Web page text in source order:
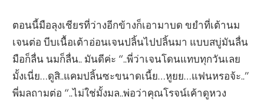
ตอนนี้มือลุงเชียรที่ว่างอีกข้างก็เอามาบด ขยำที่เต้านม
เจนต่อ บีบเนื้อเต้าอ่อนเจนปลิ้นไปปลิ้นมา แบบสบู่มันลื่น
มือก็ลื่น นมก็ลื่น.. มันดีค่ะ “..พี่ว่าเจนโดนแทบทุกวันเลย
มั้งเนี่ย…ดูสิ..แคมปลิ้นซะขนาดเนี้ย…หูยย…แฟนหรอจ้ะ..”
พี่มลถามต่อ “..ไม่ใช่มั้งมล..พ่อว่าคุณโรจน์เค้าดูหวง